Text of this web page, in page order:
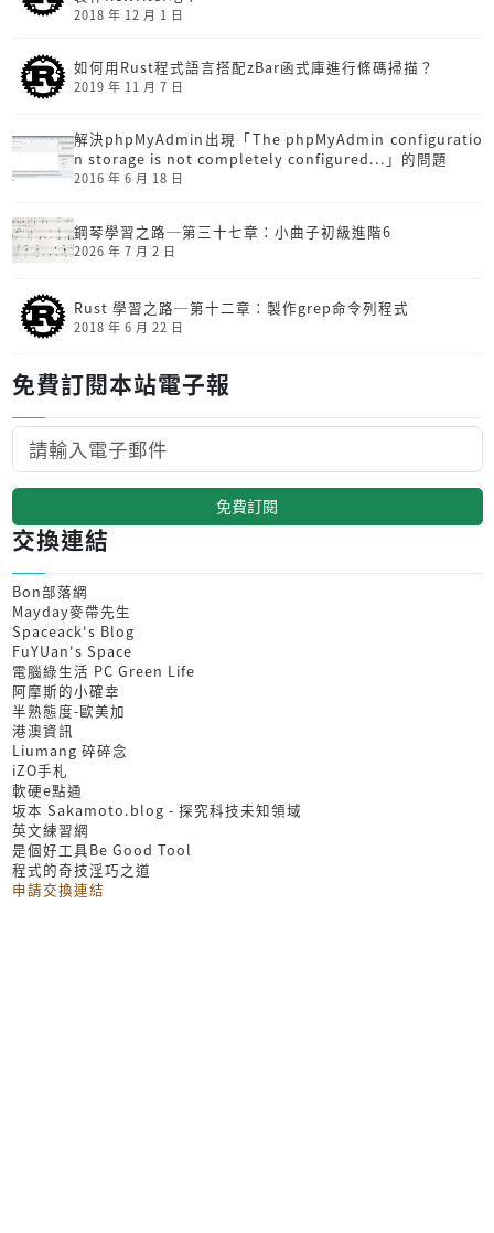
2018 年 12 月 1 日
如何用Rust程式語言搭配zBar函式庫進行條碼掃描？
2019 年 11 月 7 日
解決phpMyAdmin出現「The phpMyAdmin configuratio
n storage is not completely configured...」的問題
2016 年 6 月 18 日
鋼琴學習之路─第三十七章：小曲子初級進階6
2026 年 7 月 2 日
Rust 學習之路─第十二章：製作grep命令列程式
2018 年 6 月 22 日
免費訂閱本站電子報
免費訂閱
交換連結
Bon部落網
Mayday麥帶先生
Spaceack's Blog
FuYUan's Space
電腦綠生活 PC Green Life
阿摩斯的小確幸
半熟態度-歐美加
港澳資訊
Liumang 碎碎念
iZO手札
軟硬e點通
坂本 Sakamoto.blog - 探究科技未知領域
英文練習網
是個好工具Be Good Tool
程式的奇技淫巧之道
申請交換連結